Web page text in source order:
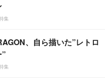
集
、自ら描いた”レトロ
集